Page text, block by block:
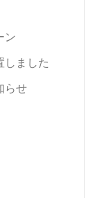
ン
しました
らせ